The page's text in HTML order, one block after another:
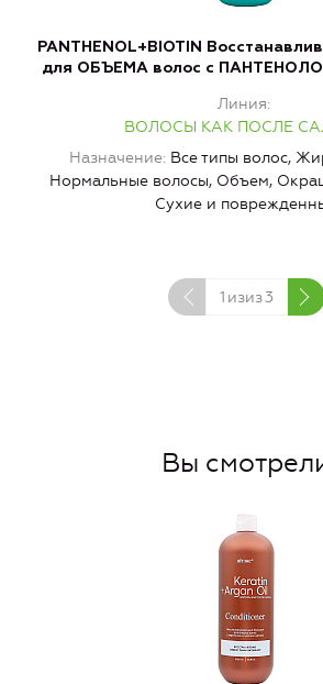
PANTHENOL+BIOTIN
для ОБЪЕМА волос c
Линия
ВОЛОСЫ КАК ПОСЛЕ
Назначение Все типы волос,
Нормальные волосы, Объем,
Сухие и
1 изиз3
Вы